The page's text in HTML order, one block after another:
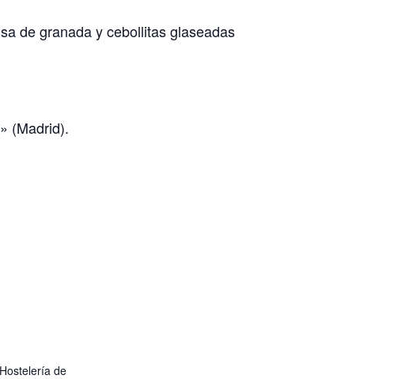
de granada y cebollitas glaseadas
(Madrid).
de